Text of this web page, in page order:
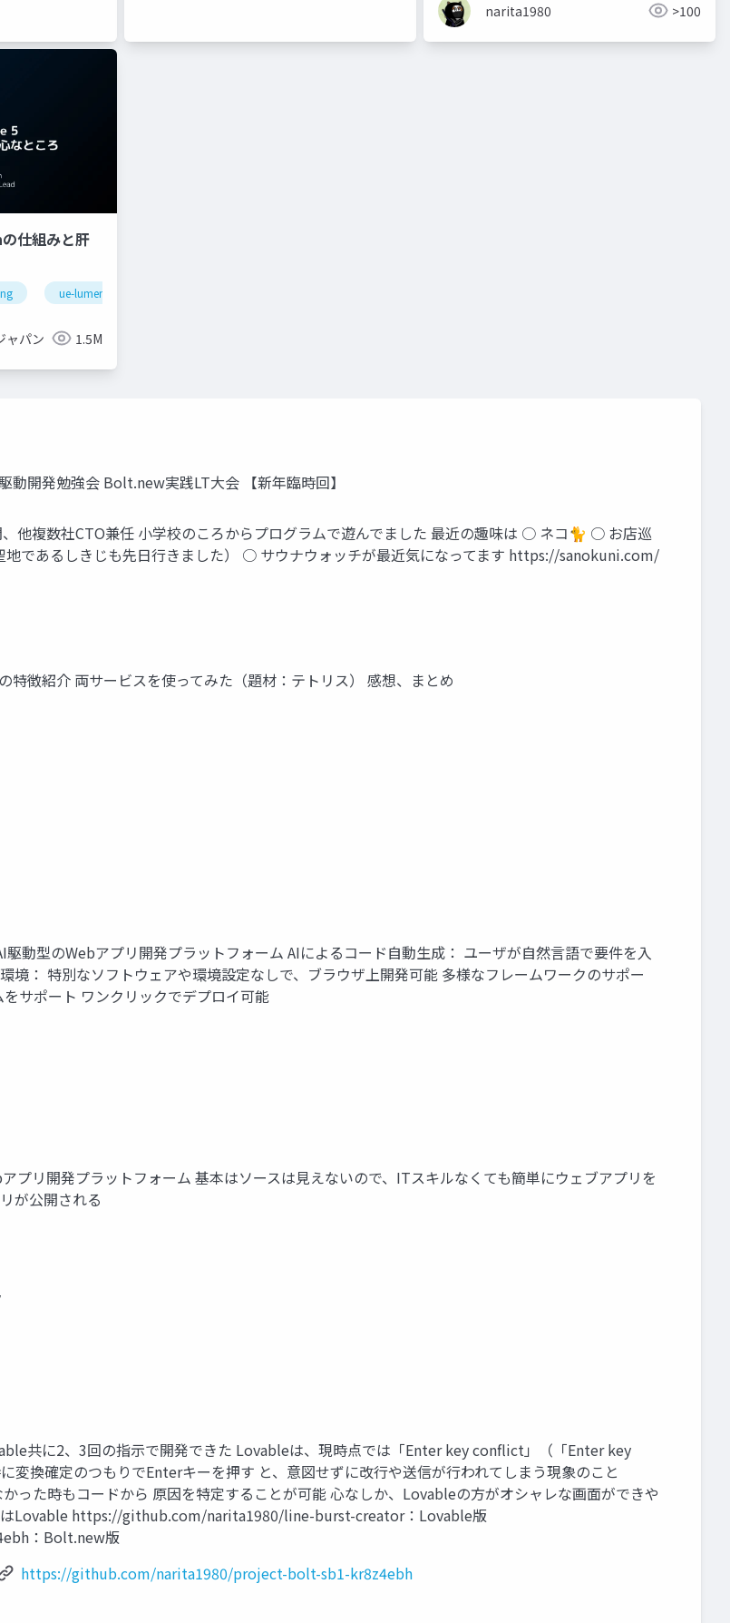
narita1980 >100
仕組みと肝
ue-lumen
ャパン 1.5M
開発勉強会 Bolt.new実践LT大会 【新年臨時回】
複数社CTO兼任 小学校のころからプログラムで遊んでました 最近の趣味は ○ ネコ🐈 ○ お店巡
であるしきじも先日行きました） ○ サウナウォッチが最近気になってます https://sanokuni.com/
紹介 両サービスを使ってみた（題材：テトリス） 感想、まとめ
のWebアプリ開発プラットフォーム AIによるコード自動生成： ユーザが自然言語で要件を入
境： 特別なソフトウェアや環境設定なしで、ブラウザ上開発可能 多様なフレームワークのサポー
サポート ワンクリックでデプロイ可能
リ開発プラットフォーム 基本はソースは見えないので、ITスキルなくても簡単にウェブアプリを
が公開される
に2、3回の指示で開発できた Lovableは、現時点では「Enter key conﬂict」（「Enter key
換確定のつもりでEnterキーを押す と、意図せずに改行や送信が行われてしまう現象のこと
った時もコードから 原因を特定することが可能 心なしか、Lovableの方がオシャレな画面ができや
はLovable https://github.com/narita1980/line-burst-creator：Lovable版
：Bolt.new版
https://github.com/narita1980/project-bolt-sb1-kr8z4ebh